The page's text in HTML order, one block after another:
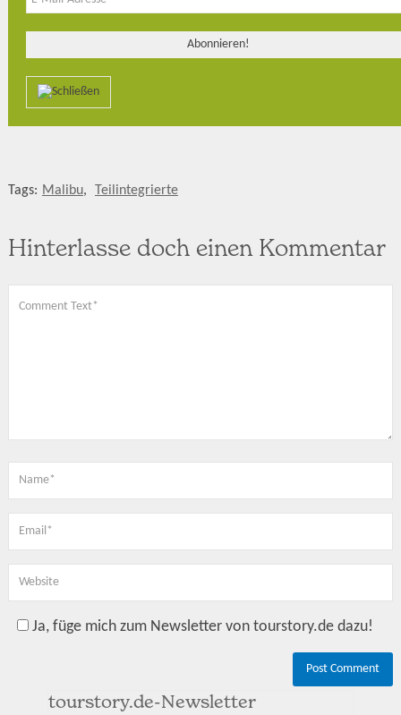
Tags: Malibu, Teilintegrierte
Hinterlasse doch einen Kommentar
Ja, füge mich zum Newsletter von tourstory.de dazu!
tourstory.de-Newsletter